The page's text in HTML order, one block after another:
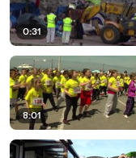
0:31
8:01